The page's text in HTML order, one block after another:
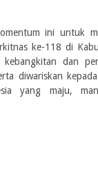
ini untuk
ke-118 di
kebangkitan dan
diwariskan
yang maju,